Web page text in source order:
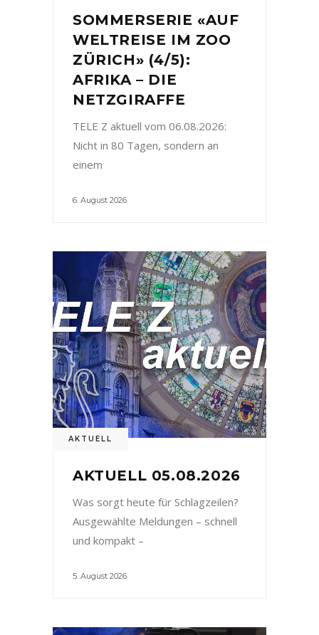
SOMMERSERIE «AUF
WELTREISE IM ZOO
ZÜRICH» (4/5):
AFRIKA – DIE
NETZGIRAFFE
TELE Z aktuell vom 06.08.2026:
Nicht in 80 Tagen, sondern an
einem
6. August 2026
AKTUELL
AKTUELL 05.08.2026
Was sorgt heute für Schlagzeilen?
Ausgewählte Meldungen – schnell
und kompakt –
5. August 2026